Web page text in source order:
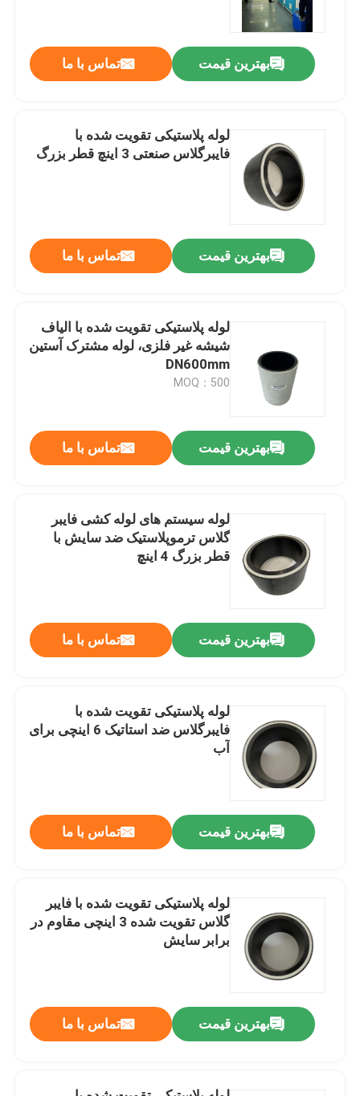
خانه
نمایش VR
دربارهی ما
کارخانه تور
تماس با ما
درخواست نقل قول
لوله های ترموپلاستیک تقویت شده
بهترین قیمت تماس با ما
لوله پلاستیکی تقویت شده با
فایبرگلاس صنعتی 3 اینچ قطر بزرگ
بهترین قیمت تماس با ما
لوله پلاستیکی تقویت شده با الیاف
شیشه غیر فلزی، لوله مشترک آستین
DN600mm
MOQ：500
بهترین قیمت تماس با ما
لوله سیستم های لوله کشی فایبر
گلاس ترموپلاستیک ضد سایش با
قطر بزرگ 4 اینچ
بهترین قیمت تماس با ما
لوله پلاستیکی تقویت شده با
فایبرگلاس ضد استاتیک 6 اینچی برای
آب
بهترین قیمت تماس با ما
لوله پلاستیکی تقویت شده با فایبر
گلاس تقویت شده 3 اینچی مقاوم در
برابر سایش
بهترین قیمت تماس با ما